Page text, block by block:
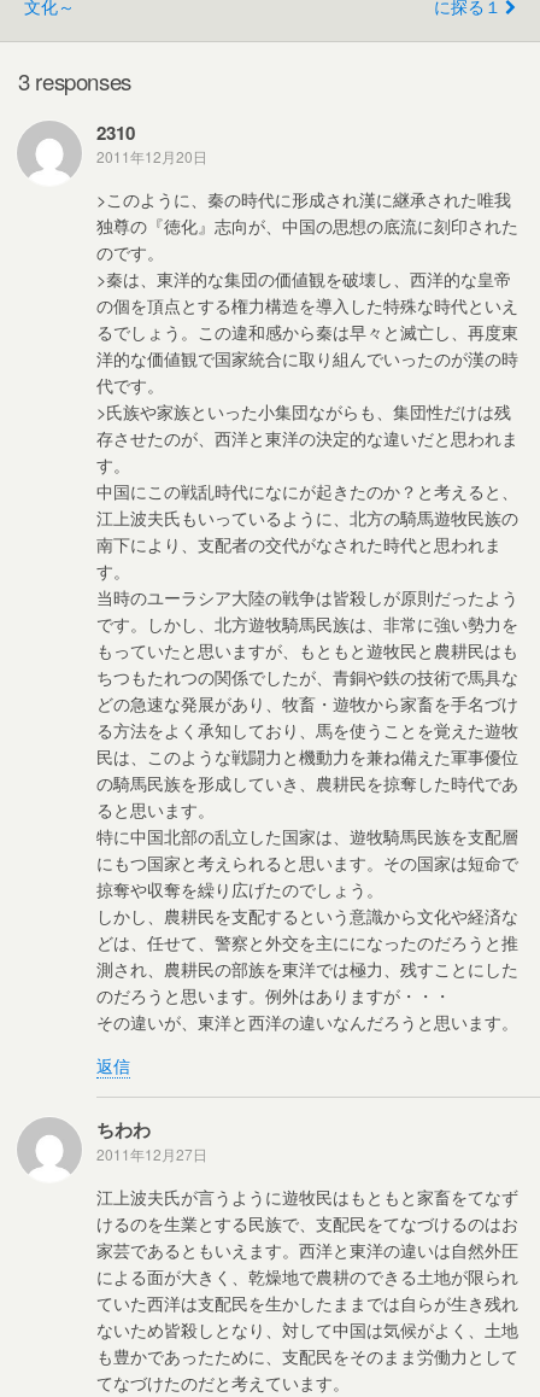
o
文化～
に探る１
3 responses
2310
2011年12月20日
>このように、秦の時代に形成され漢に継承された唯我
独尊の『徳化』志向が、中国の思想の底流に刻印された
のです。
>秦は、東洋的な集団の価値観を破壊し、西洋的な皇帝
の個を頂点とする権力構造を導入した特殊な時代といえ
るでしょう。この違和感から秦は早々と滅亡し、再度東
洋的な価値観で国家統合に取り組んでいったのが漢の時
代です。
>氏族や家族といった小集団ながらも、集団性だけは残
存させたのが、西洋と東洋の決定的な違いだと思われま
す。
中国にこの戦乱時代になにが起きたのか？と考えると、
江上波夫氏もいっているように、北方の騎馬遊牧民族の
南下により、支配者の交代がなされた時代と思われま
す。
当時のユーラシア大陸の戦争は皆殺しが原則だったよう
です。しかし、北方遊牧騎馬民族は、非常に強い勢力を
もっていたと思いますが、もともと遊牧民と農耕民はも
ちつもたれつの関係でしたが、青銅や鉄の技術で馬具な
どの急速な発展があり、牧畜・遊牧から家畜を手名づけ
る方法をよく承知しており、馬を使うことを覚えた遊牧
民は、このような戦闘力と機動力を兼ね備えた軍事優位
の騎馬民族を形成していき、農耕民を掠奪した時代であ
ると思います。
特に中国北部の乱立した国家は、遊牧騎馬民族を支配層
にもつ国家と考えられると思います。その国家は短命で
掠奪や収奪を繰り広げたのでしょう。
しかし、農耕民を支配するという意識から文化や経済な
どは、任せて、警察と外交を主にになったのだろうと推
測され、農耕民の部族を東洋では極力、残すことにした
のだろうと思います。例外はありますが・・・
その違いが、東洋と西洋の違いなんだろうと思います。
返信
ちわわ
2011年12月27日
江上波夫氏が言うように遊牧民はもともと家畜をてなず
けるのを生業とする民族で、支配民をてなづけるのはお
家芸であるともいえます。西洋と東洋の違いは自然外圧
による面が大きく、乾燥地で農耕のできる土地が限られ
ていた西洋は支配民を生かしたままでは自らが生き残れ
ないため皆殺しとなり、対して中国は気候がよく、土地
も豊かであったために、支配民をそのまま労働力として
てなづけたのだと考えています。